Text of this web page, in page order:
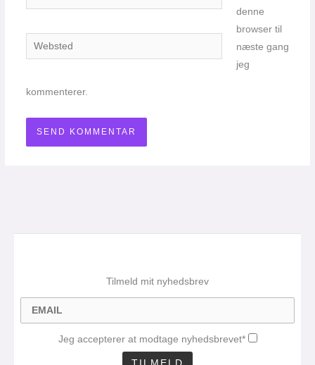
Websted
denne
browser til
næste gang
jeg
kommenterer.
Tilmeld mit nyhedsbrev
Jeg accepterer at modtage nyhedsbrevet*